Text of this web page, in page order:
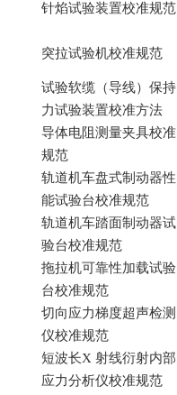
针焰试验装置校准规范
突拉试验机校准规范
试验软缆（导线）保持
力试验装置校准方法
导体电阻测量夹具校准
规范
轨道机车盘式制动器性
能试验台校准规范
轨道机车踏面制动器试
验台校准规范
拖拉机可靠性加载试验
台校准规范
切向应力梯度超声检测
仪校准规范
短波长X 射线衍射内部
应力分析仪校准规范